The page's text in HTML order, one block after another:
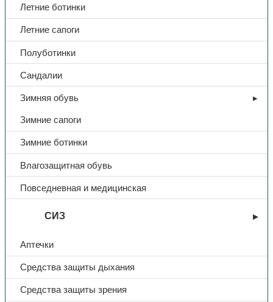
Летние ботинки
Летние сапоги
Полуботинки
Сандалии
Зимняя обувь
Зимние сапоги
Зимние ботинки
Влагозащитная обувь
Повседневная и медицинская
СИЗ
Аптечки
Средства защиты дыхания
Средства защиты зрения
Объем, л 1,1